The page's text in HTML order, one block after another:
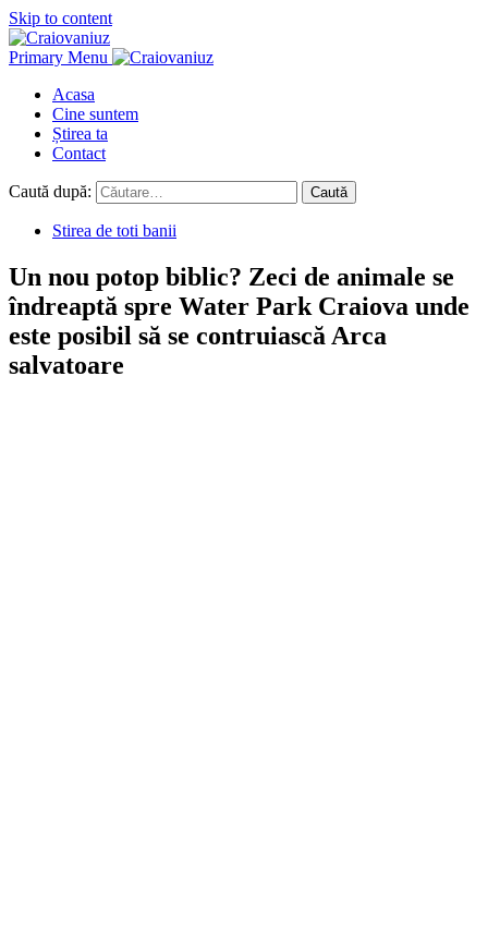
Skip to content
Primary Menu
Acasa
Cine suntem
Știrea ta
Contact
Caută după:
Stirea de toti banii
Un nou potop biblic? Zeci de animale se
îndreaptă spre Water Park Craiova unde
este posibil să se contruiască Arca
salvatoare